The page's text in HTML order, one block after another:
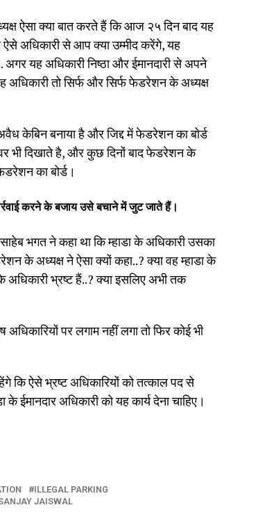
ऐसा क्या बात करते हैं कि आज २५ दिन बाद यह
ऐसे अधिकारी से आप क्या उम्मीद करेंगे, यह
यह अधिकारी निष्ठा और ईमानदारी से अपने
अधिकारी तो सिर्फ और सिर्फ फेडरेशन के अध्यक्ष
केबिन बनाया है और जिद्द में फेडरेशन का बोर्ड
भी दिखाते है, और कुछ दिनों बाद फेडरेशन के
का बोर्ड।
करने के बजाय उसे बचाने में जुट जाते हैं।
भगत ने कहा था कि म्हाडा के अधिकारी उसका
के अध्यक्ष ने ऐसा क्यों कहा..? क्या वह म्हाडा के
भ्रष्ट हैं..? क्या इसलिए अभी तक
पर लगाम नहीं लगा तो फिर कोई भी
कि ऐसे भ्रष्ट अधिकारियों को तत्काल पद से
अधिकारी को यह कार्य देना चाहिए।
ILLEGAL PARKING
JAISWAL